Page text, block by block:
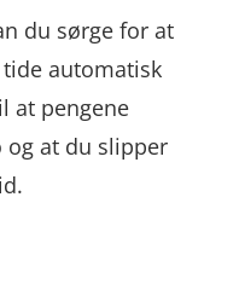
du sørge for at
automatisk
at pengene
og at du slipper